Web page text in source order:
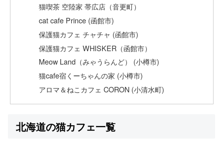
猫喫茶 空陸家 帯広店（音更町）
cat cafe Prince (函館市)
保護猫カフェ チャチャ (函館市)
保護猫カフェ WHISKER（函館市）
Meow Land（みゃうらんど） (小樽市)
猫cafe宿くーちゃんの家 (小樽市)
アロマ＆ねこカフェ CORON (小清水町)
北海道の猫カフェ一覧